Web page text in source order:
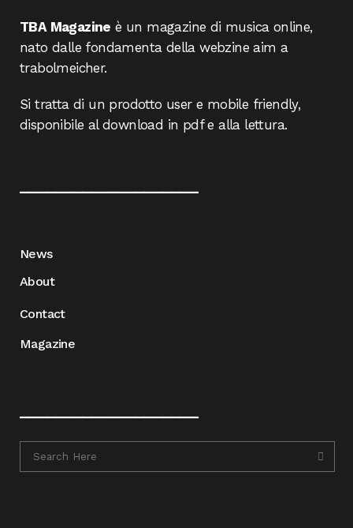
TBA Magazine è un magazine di musica online,
nato dalle fondamenta della webzine aim a
trabolmeicher.
Si tratta di un prodotto user e mobile friendly,
disponibile al download in pdf e alla lettura.
News
About
Contact
Magazine